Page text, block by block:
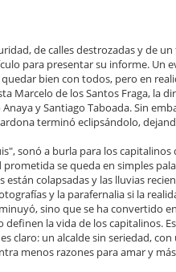
de calles destrozadas y de
para presentar su informe. Un
bien con todos, pero en
Marcelo de los Santos Fraga, la
y Santiago Taboada. Sin
terminó eclipsándolo,
sonó a burla para los
se queda en simples
colapsadas y las lluvias
y la parafernalia si la
sino que se ha convertido
la vida de los capitalinos.
claro: un alcalde sin seriedad,
menos razones para amar y